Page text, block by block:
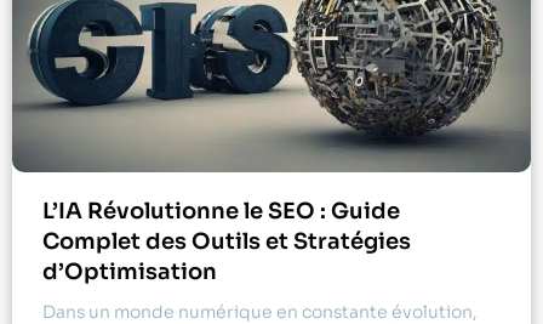
L’IA Révolutionne le SEO : Guide
Complet des Outils et Stratégies
d’Optimisation
Dans un monde numérique en constante évolution,